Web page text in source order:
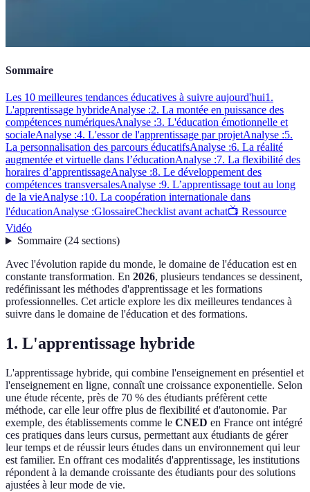
Sommaire
Les 10 meilleures tendances éducatives à suivre aujourd'hui1.
L'apprentissage hybrideAnalyse :2. La montée en puissance des
compétences numériquesAnalyse :3. L'éducation émotionnelle et
socialeAnalyse :4. L'essor de l'apprentissage par projetAnalyse :5.
La personnalisation des parcours éducatifsAnalyse :6. La réalité
augmentée et virtuelle dans l’éducationAnalyse :7. La flexibilité des
horaires d’apprentissageAnalyse :8. Le développement des
compétences transversalesAnalyse :9. L’apprentissage tout au long
de la vieAnalyse :10. La coopération internationale dans
l'éducationAnalyse :GlossaireChecklist avant achat📺 Ressource
Vidéo
Sommaire(24 sections)
Avec l'évolution rapide du monde, le domaine de l'éducation est en
constante transformation. En 2026, plusieurs tendances se dessinent,
redéfinissant les méthodes d'apprentissage et les formations
professionnelles. Cet article explore les dix meilleures tendances à
suivre dans le domaine de l'éducation et des formations.
1. L'apprentissage hybride
L'apprentissage hybride, qui combine l'enseignement en présentiel et
l'enseignement en ligne, connaît une croissance exponentielle. Selon
une étude récente, près de 70 % des étudiants préfèrent cette
méthode, car elle leur offre plus de flexibilité et d'autonomie. Par
exemple, des établissements comme le CNED en France ont intégré
ces pratiques dans leurs cursus, permettant aux étudiants de gérer
leur temps et de réussir leurs études dans un environnement qui leur
est familier. En offrant ces modalités d'apprentissage, les institutions
répondent à la demande croissante des étudiants pour des solutions
ajustées à leur mode de vie.